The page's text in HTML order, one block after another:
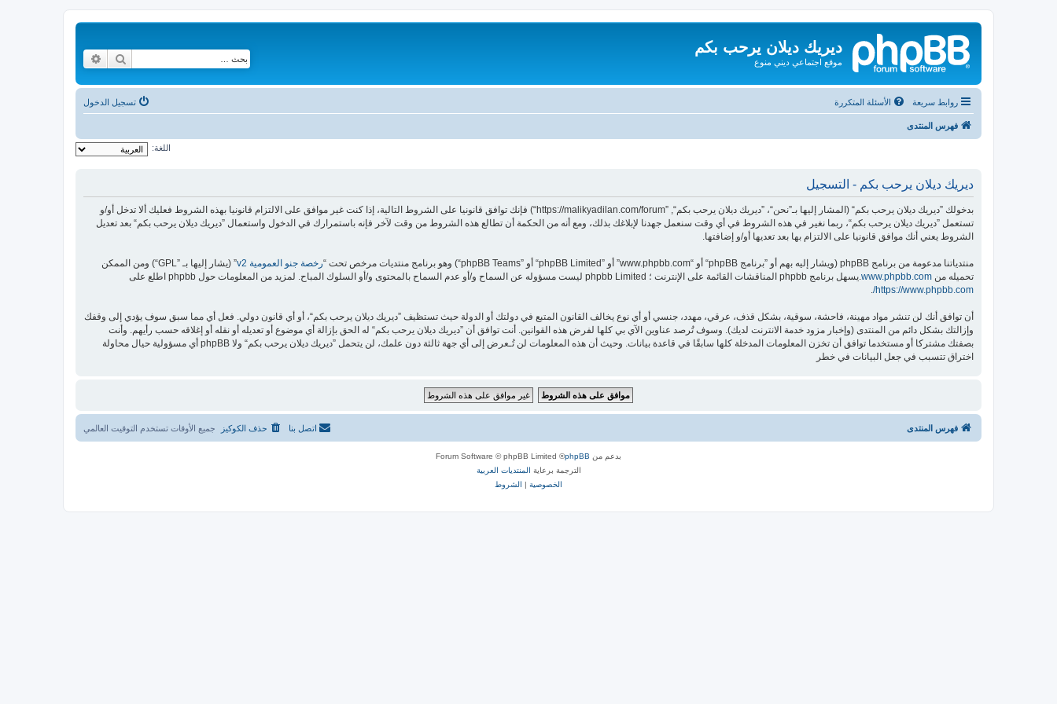
ديريك ديلان يرحب بكم
موقع اجتماعي ديني منوع بحث
روابط سريعة الأسئلة المتكررة تسجيل الدخول
فهرس المنتدى
اللغة:
ديريك ديلان يرحب بكم - التسجيل
بدخولك ”ديريك ديلان يرحب بكم“ (المشار إليها بـ”نحن“، ”ديريك ديلان يرحب بكم“, ”https://malikyadilan.com/forum“) فإنك توافق قانونيا على الشروط التالية، إذا كنت غير موافق على الالتزام قانونيا بهذه الشروط فعليك ألا تدخل أو/و
تستعمل ”ديريك ديلان يرحب بكم“، ربما نغير في هذه الشروط في أي وقت سنعمل جهدنا لإبلاغك بذلك، ومع أنه من الحكمة أن تطالع هذه الشروط من وقت لآخر فإنه باستمرارك في الدخول واستعمال ”ديريك ديلان يرحب بكم“ بعد تعديل
الشروط يعني أنك موافق قانونيا على الالتزام بها بعد تعديها أو/و إضافتها.
منتدياتنا مدعومة من برنامج phpBB (ويشار إليه بهم أو ”برنامج phpBB“ أو “www.phpbb.com” أو ”phpBB Limited“ أو ”phpBB Teams“) وهو برنامج منتديات مرخص تحت “ رخصة جنو العمومية v2
” (يشار إليها بـ ”GPL“) ومن الممكن
تحميله من www.phpbb.com.يسهل برنامج phpbb المناقشات القائمة على الإنترنت ؛ phpbb Limited ليست مسؤوله عن السماح و/أو عدم السماح بالمحتوى و/أو السلوك المباح. لمزيد من المعلومات حول phpbb اطلع على
https://www.phpbb.com/
.
أن توافق أنك لن تنشر مواد مهينة، فاحشة، سوقية، بشكل قذف، عرقي، مهدد، جنسي أو أي نوع يخالف القانون المتبع في دولتك أو الدولة حيث تستظيف ”ديريك ديلان يرحب بكم“، أو أي قانون دولي. فعل أي مما سبق سوف يؤدي إلى وقفك
وإزالتك بشكل دائم من المنتدى (وإخبار مزود خدمة الانترنت لديك). وسوف تُرصد عناوين الآي بي كلها لفرض هذه القوانين. أنت توافق أن ”ديريك ديلان يرحب بكم“ له الحق بإزالة أي موضوع أو تعديله أو نقله أو إغلاقه حسب رأيهم. وأنت
بصفتك مشتركا أو مستخدما توافق أن تخزن المعلومات المدخلة كلها سابقًا في قاعدة بيانات. وحيث أن هذه المعلومات لن تُـعرض إلى أي جهة ثالثة دون علمك، لن يتحمل ”ديريك ديلان يرحب بكم“ ولا phpBB أي مسؤولية حيال محاولة
اختراق تتسبب في جعل البيانات في خطر
فهرس المنتدى جميع الأوقات تستخدم التوقيت العالمي حذف الكوكيز اتصل بنا
بدعم من phpBB
® Forum Software © phpBB Limited
الترجمة برعاية المنتديات العربية
الخصوصية | الشروط